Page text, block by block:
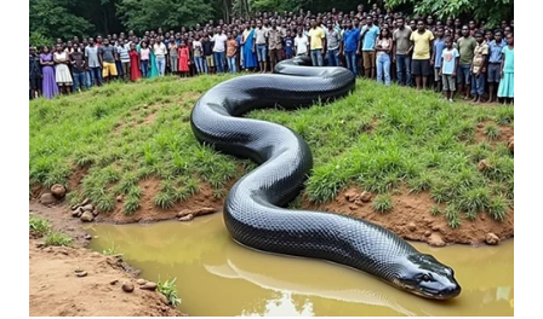
WN
INDRAMAYU
WN
KUNINGAN
WN
MAJALENGKA
WN